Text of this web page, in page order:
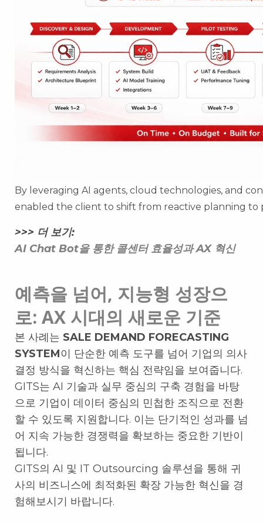
By leveraging AI agents, cloud technologies, and
enabled the client to shift from reactive planning to
>>> 더 보기:
AI Chat Bot을 통한 콜센터 효율성과 AX 혁신
예측을 넘어, 지능형 성장으
로: AX 시대의 새로운 기준
본 사례는 SALE DEMAND FORECASTING
SYSTEM이 단순한 예측 도구를 넘어 기업의 의사
결정 방식을 혁신하는 핵심 전략임을 보여줍니다.
GITS는 AI 기술과 실무 중심의 구축 경험을 바탕
으로 기업이 데이터 중심의 민첩한 조직으로 전환
할 수 있도록 지원합니다. 이는 단기적인 성과를 넘
어 지속 가능한 경쟁력을 확보하는 중요한 기반이
됩니다.
GITS의 AI 및 IT Outsourcing 솔루션을 통해 귀
사의 비즈니스에 최적화된 확장 가능한 혁신을 경
험해보시기 바랍니다.